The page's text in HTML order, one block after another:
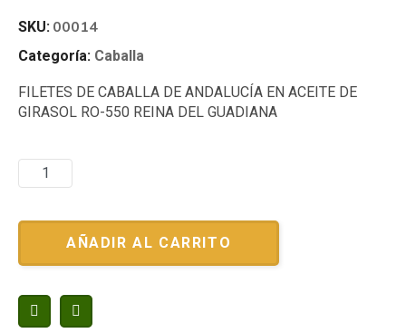
SKU: 00014
Categoría: Caballa
FILETES DE CABALLA DE ANDALUCÍA EN ACEITE DE
GIRASOL RO-550 REINA DEL GUADIANA
AÑADIR AL CARRITO